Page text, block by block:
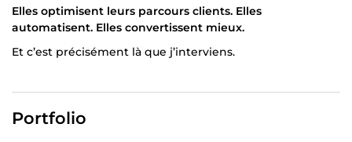
Elles optimisent leurs parcours clients. Elles
automatisent. Elles convertissent mieux.
Et c’est précisément là que j’interviens.
spécialisé en Funnels de Vente, Boutiques Shopify
Premium, et Automatisations avancées (Make, Zapier,
ChatGPT).
Portfolio